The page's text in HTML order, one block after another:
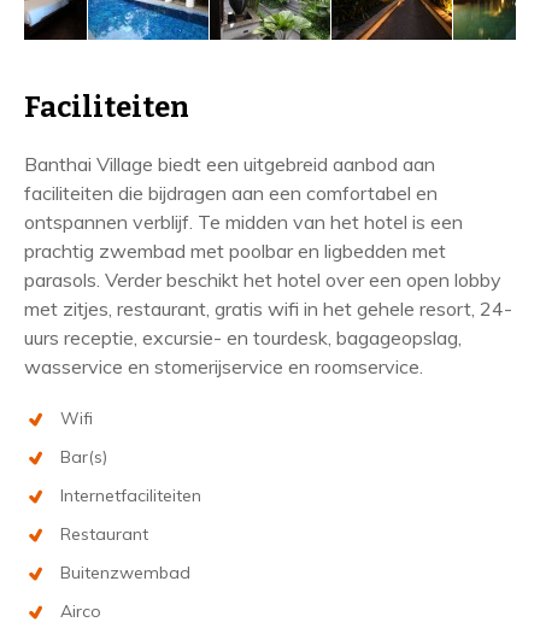
Faciliteiten
Banthai Village biedt een uitgebreid aanbod aan
faciliteiten die bijdragen aan een comfortabel en
ontspannen verblijf. Te midden van het hotel is een
prachtig zwembad met poolbar en ligbedden met
parasols. Verder beschikt het hotel over een open lobby
met zitjes, restaurant, gratis wifi in het gehele resort, 24-
uurs receptie, excursie- en tourdesk, bagageopslag,
wasservice en stomerijservice en roomservice.
Wifi
Bar(s)
Internetfaciliteiten
Restaurant
Buitenzwembad
Airco